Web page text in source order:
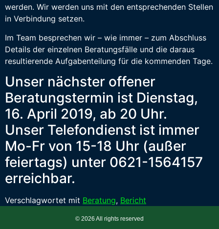
werden. Wir werden uns mit den entsprechenden Stellen
in Verbindung setzen.
Im Team besprechen wir – wie immer – zum Abschluss
Details der einzelnen Beratungsfälle und die daraus
resultierende Aufgabenteilung für die kommenden Tage.
Unser nächster offener
Beratungstermin ist Dienstag,
16. April 2019, ab 20 Uhr.
Unser Telefondienst ist immer
Mo-Fr von 15-18 Uhr (außer
feiertags) unter 0621-1564157
erreichbar.
Verschlagwortet mit Beratung, Bericht
© 2026 All rights reserved